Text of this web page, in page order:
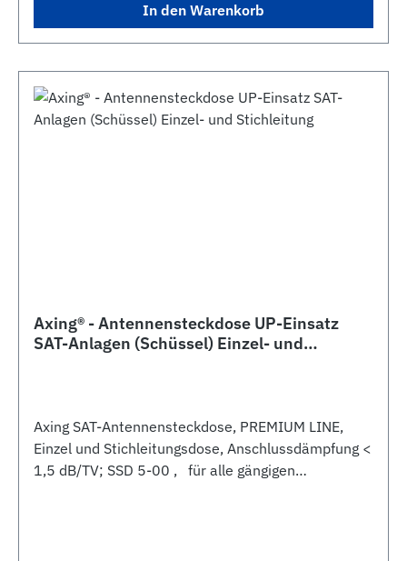
In den Warenkorb
Axing® - Antennensteckdose UP-Einsatz
SAT-Anlagen (Schüssel) Einzel- und
Axing SAT-Antennensteckdose, PREMIUM LINE,
Einzel und Stichleitungsdose, Anschlussdämpfung <
1,5 dB/TV; SSD 5-00 , für alle gängigen